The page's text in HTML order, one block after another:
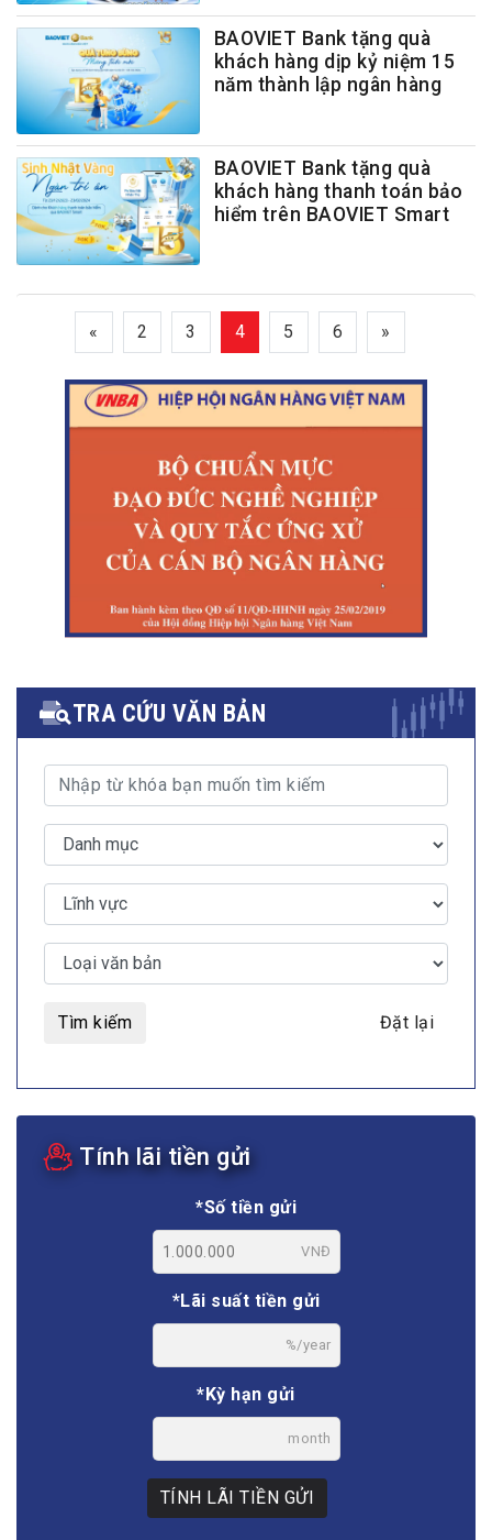
BAOVIET Bank tặng quà
khách hàng dịp kỷ niệm 15
năm thành lập ngân hàng
BAOVIET Bank tặng quà
khách hàng thanh toán bảo
hiểm trên BAOVIET Smart
« 2 3 4 5 6 »
TRA CỨU VĂN BẢN
Tìm kiếm Đặt lại
Tính lãi tiền gửi
*Số tiền gửi
VNĐ
*Lãi suất tiền gửi
%/year
*Kỳ hạn gửi
month
TÍNH LÃI TIỀN GỬI